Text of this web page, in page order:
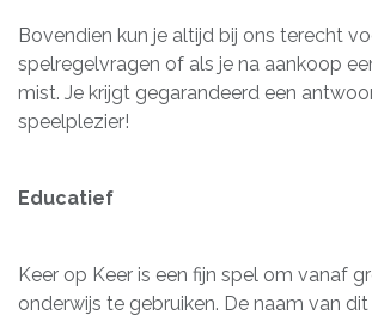
Bovendien kun je altijd bij ons terecht
spelregelvragen of als je na aankoop
mist. Je krijgt gegarandeerd een
speelplezier!
Educatief
Keer op Keer is een fijn spel om vanaf
onderwijs te gebruiken. De naam van